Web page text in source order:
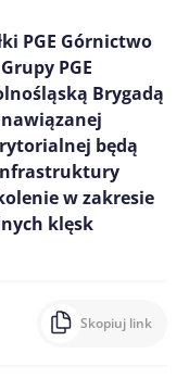
PGE Górnictwo
PGE
Brygadą
będą
w zakresie
klęsk
Skopiuj link